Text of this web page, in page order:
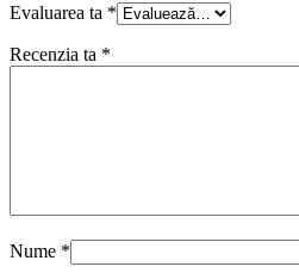
Evaluarea ta *
Recenzia ta *
Nume *